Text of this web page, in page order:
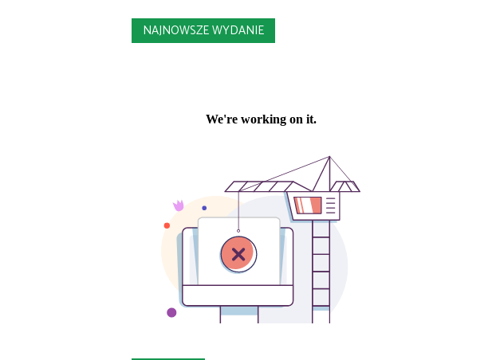
NAJNOWSZE WYDANIE